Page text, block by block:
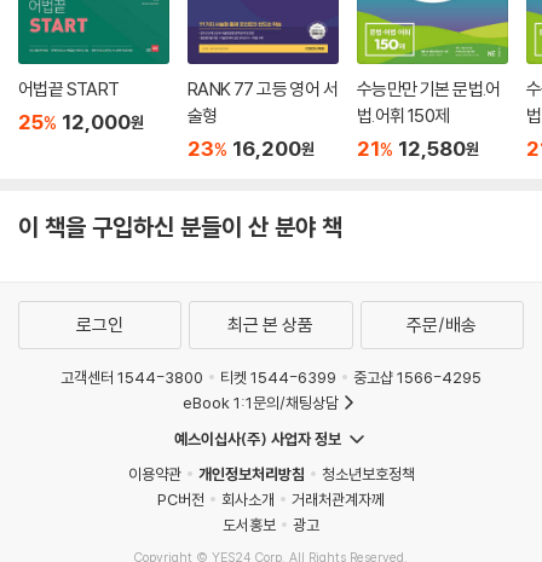
어법끝 START
25% 12,000원
RANK 77 고등 영어 서
술형
23% 16,200원
수능만만 기본 문법.어
법.어휘 150제
21% 12,580원
이 책을 구입하신 분들이 산 분야 책
로그인 최근 본 상품 주문/배송
고객센터 1544-3800 티켓 1544-6399
중고샵 1566-4295
eBook 1:1문의/채팅상담
예스이십사(주) 사업자 정보
이용약관
개인정보처리방침
청소년보호정책
PC버전
회사소개
거래처관계자께
도서홍보
광고
Copyright © YES24 Corp. All Rights Reserved.